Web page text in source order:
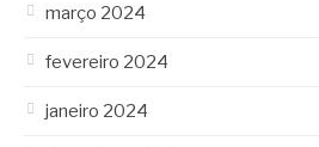
março 2024
fevereiro 2024
janeiro 2024